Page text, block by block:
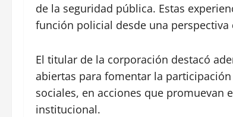
de la seguridad pública. Estas
función policial desde una perspectiva
El titular de la corporación destacó
abiertas para fomentar la
sociales, en acciones que promuevan
institucional.